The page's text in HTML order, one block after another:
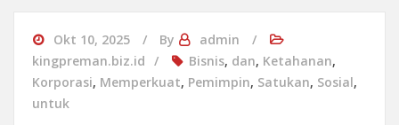
Okt 10, 2025 By
admin
kingpreman.biz.id
Bisnis, dan, Ketahanan,
Korporasi, Memperkuat, Pemimpin, Satukan, Sosial,
untuk